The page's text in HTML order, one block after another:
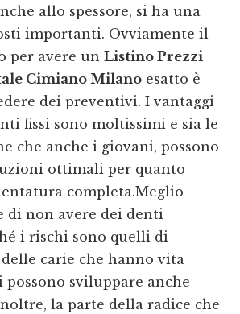
allo spessore, si ha una
importanti. Ovviamente il
per avere unListino Prezzi
Cimiano Milano esatto è
dei preventivi. I vantaggi
fissi sono moltissimi e sia le
che anche i giovani, possono
ottimali per quanto
completa.Meglio
di non avere dei denti
i rischi sono quelli di
carie che hanno vita
possono sviluppare anche
la parte della radice che